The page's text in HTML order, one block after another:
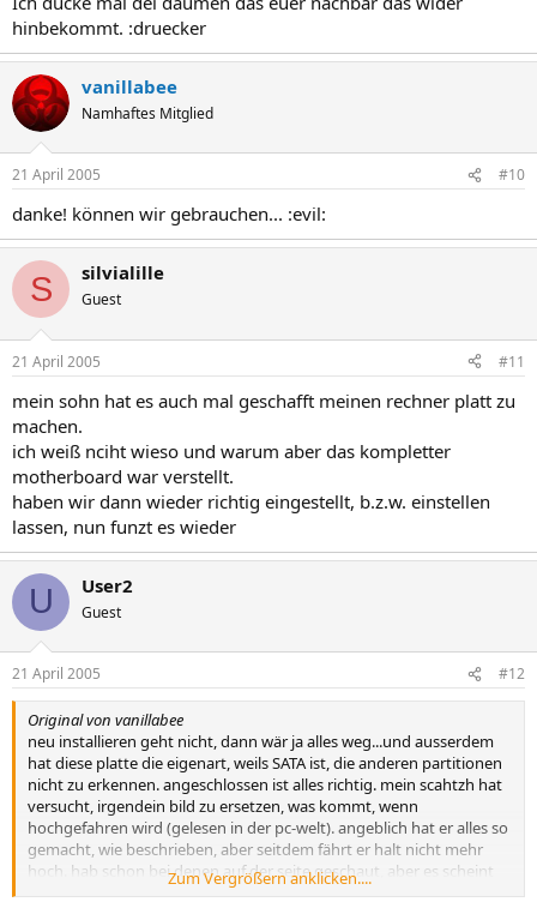
hinbekommt. :druecker
vanillabee
Namhaftes Mitglied
21 April 2005 #10
danke! können wir gebrauchen... :evil:
S silvialille
Guest
21 April 2005 #11
mein sohn hat es auch mal geschafft meinen rechner platt zu
machen.
ich weiß nciht wieso und warum aber das kompletter
motherboard war verstellt.
haben wir dann wieder richtig eingestellt, b.z.w. einstellen
lassen, nun funzt es wieder
U User2
Guest
21 April 2005 #12
Original von vanillabee
neu installieren geht nicht, dann wär ja alles weg...und ausserdem
hat diese platte die eigenart, weils SATA ist, die anderen partitionen
nicht zu erkennen. angeschlossen ist alles richtig. mein scahtzh hat
versucht, irgendein bild zu ersetzen, was kommt, wenn
hochgefahren wird (gelesen in der pc-welt). angeblich hat er alles so
gemacht, wie beschrieben, aber seitdem fährt er halt nicht mehr
hoch. hab schon bei denen auf der seite geschaut, aber es scheint
wirklich an der festplatte zu liegen. denk ich zumindest. sonst hätte
Zum Vergrößern anklicken....